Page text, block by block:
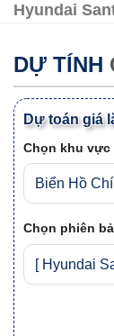
Hyundai
DỰ TÍNH
Dự toán giá
Chọn khu vực
Chọn phiên